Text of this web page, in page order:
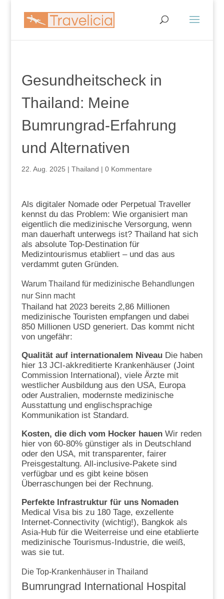
Gesundheitscheck in
Thailand: Meine
Bumrungrad-Erfahrung
und Alternativen
22. Aug. 2025 | Thailand | 0 Kommentare
Als digitaler Nomade oder Perpetual Traveller
kennst du das Problem: Wie organisiert man
eigentlich die medizinische Versorgung, wenn
man dauerhaft unterwegs ist? Thailand hat sich
als absolute Top-Destination für
Medizintourismus etabliert – und das aus
verdammt guten Gründen.
Warum Thailand für medizinische Behandlungen
nur Sinn macht
Thailand hat 2023 bereits 2,86 Millionen
medizinische Touristen empfangen und dabei
850 Millionen USD generiert. Das kommt nicht
von ungefähr:
Qualität auf internationalem NiveauDie haben
hier 13 JCI-akkreditierte Krankenhäuser (Joint
Commission International), viele Ärzte mit
westlicher Ausbildung aus den USA, Europa
oder Australien, modernste medizinische
Ausstattung und englischsprachige
Kommunikation ist Standard.
Kosten, die dich vom Hocker hauenWir reden
hier von 60-80% günstiger als in Deutschland
oder den USA, mit transparenter, fairer
Preisgestaltung. All-inclusive-Pakete sind
verfügbar und es gibt keine bösen
Überraschungen bei der Rechnung.
Perfekte Infrastruktur für uns Nomaden
Medical Visa bis zu 180 Tage, exzellente
Internet-Connectivity (wichtig!), Bangkok als
Asia-Hub für die Weiterreise und eine etablierte
medizinische Tourismus-Industrie, die weiß,
was sie tut.
Die Top-Krankenhäuser in Thailand
Bumrungrad International Hospital